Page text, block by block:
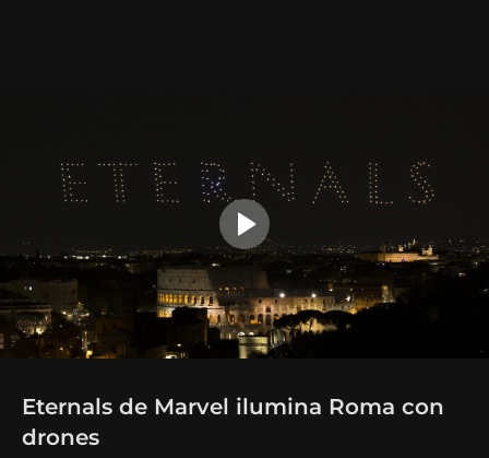
Eternals de Marvel ilumina Roma con
drones